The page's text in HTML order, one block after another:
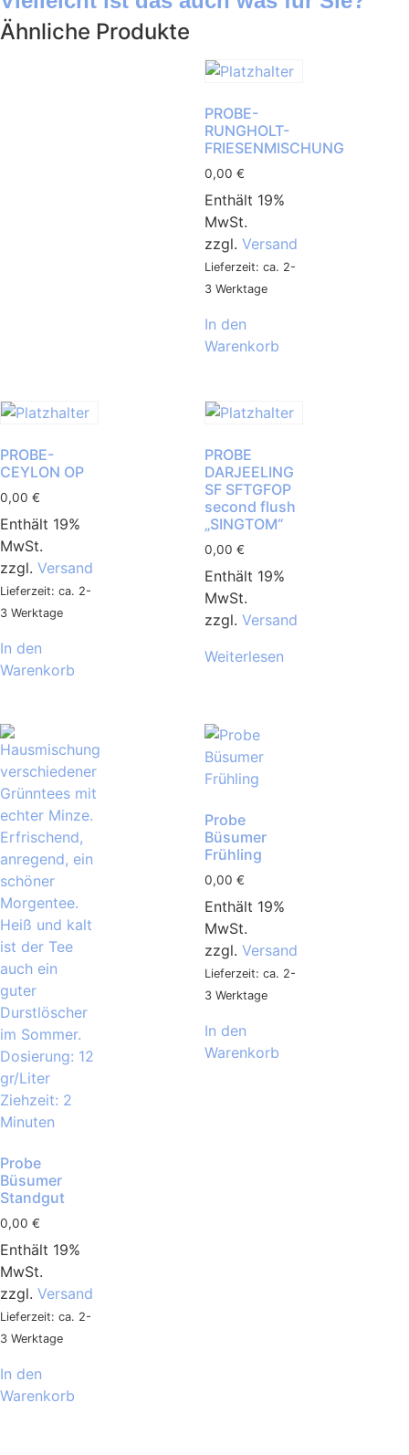
Ähnliche Produkte
PROBE-
RUNGHOLT-
FRIESENMISCHUNG
0,00 €
Enthält 19%
MwSt.
zzgl. Versand
Lieferzeit: ca. 2-
3 Werktage
In den
Warenkorb
PROBE-
CEYLON OP
0,00 €
Enthält 19%
MwSt.
zzgl. Versand
Lieferzeit: ca. 2-
3 Werktage
In den
Warenkorb
PROBE
DARJEELING
SF SFTGFOP
second flush
„SINGTOM“
0,00 €
Enthält 19%
MwSt.
zzgl. Versand
Weiterlesen
Probe
Büsumer
Standgut
0,00 €
Enthält 19%
MwSt.
zzgl. Versand
Lieferzeit: ca. 2-
3 Werktage
In den
Warenkorb
Probe
Büsumer
Frühling
0,00 €
Enthält 19%
MwSt.
zzgl. Versand
Lieferzeit: ca. 2-
3 Werktage
In den
Warenkorb